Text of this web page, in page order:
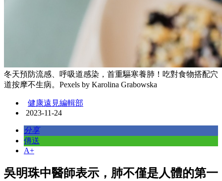
冬天預防流感、呼吸道感染，首重驅寒養肺！吃對食物搭配穴
道按摩不生病。Pexels by Karolina Grabowska
健康遠見編輯部
2023-11-24
分享
傳送
A+
吳明珠中醫師表示，肺不僅是人體的第一